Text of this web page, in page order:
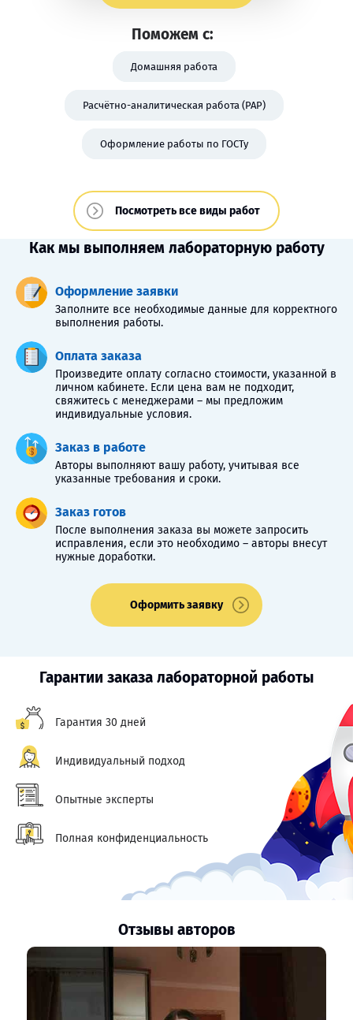
Поможем с:
Домашняя работа
Расчётно-аналитическая работа (РАР)
Оформление работы по ГОСТу
Посмотреть все виды работ
Как мы выполняем лабораторную работу
Оформление заявки
Заполните все необходимые данные для корректного
выполнения работы.
Оплата заказа
Произведите оплату согласно стоимости, указанной в
личном кабинете. Если цена вам не подходит,
свяжитесь с менеджерами – мы предложим
индивидуальные условия.
Заказ в работе
Авторы выполняют вашу работу, учитывая все
указанные требования и сроки.
Заказ готов
После выполнения заказа вы можете запросить
исправления, если это необходимо – авторы внесут
нужные доработки.
Оформить заявку
Гарантии заказа лабораторной работы
Гарантия 30 дней
Индивидуальный подход
Опытные эксперты
Полная конфиденциальность
Отзывы авторов